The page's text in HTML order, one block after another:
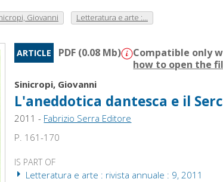
Giovanni Letteratura e arte :...
ARTICLE PDF (0.08 Mb) Compatible only
how to open the
Sinicropi, Giovanni
L'aneddotica dantesca e il
2011 - Fabrizio Serra Editore
P. 161-170
IS PART OF
Letteratura e arte : rivista annuale : 9, 2011